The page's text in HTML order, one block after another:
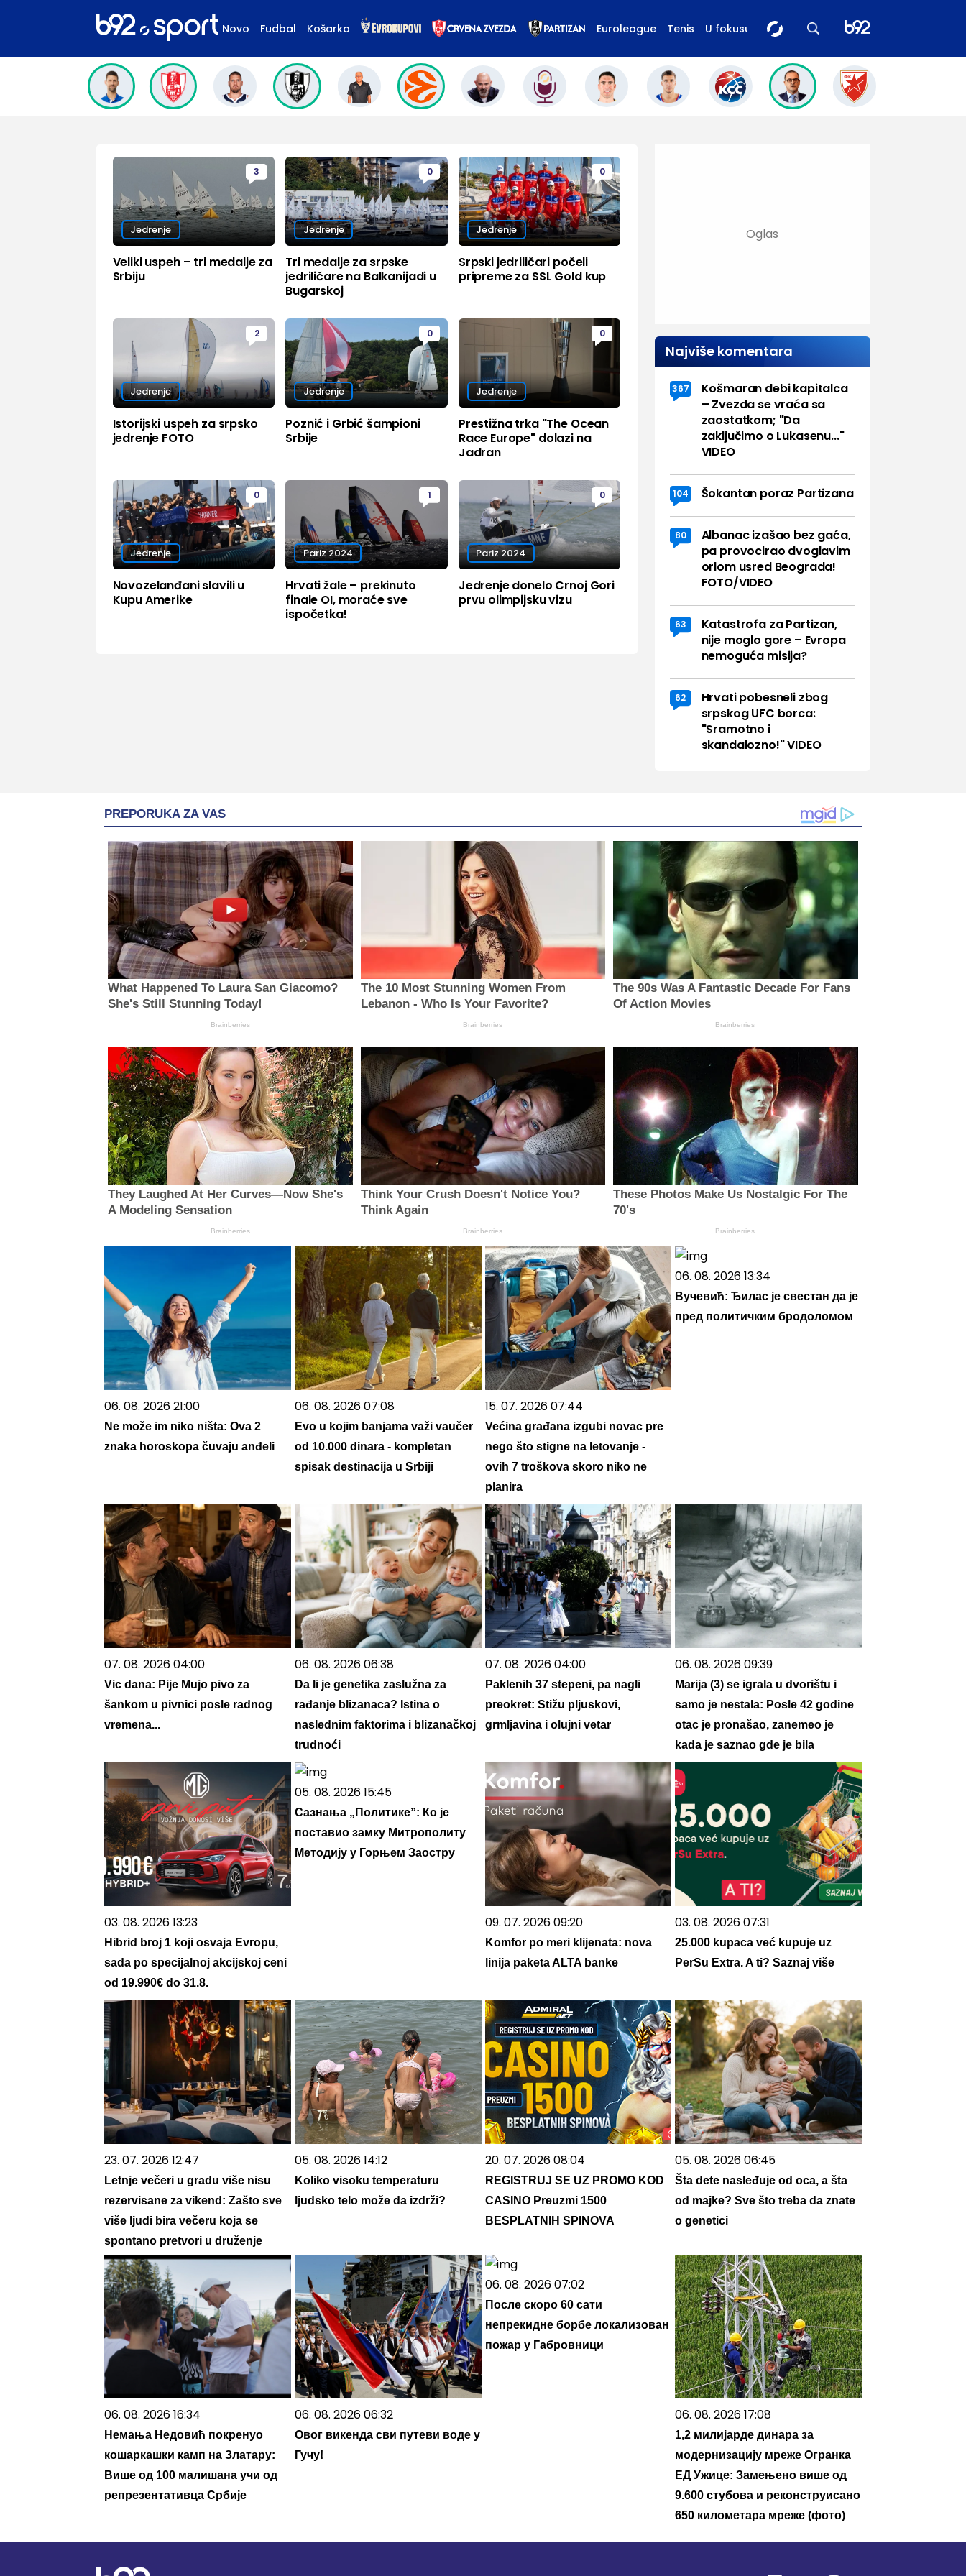
Novo Fudbal Košarka Euroleague Tenis U fokusu
3
Jedrenje
Veliki uspeh – tri medalje za
Srbiju
0
Jedrenje
Tri medalje za srpske
jedriličare na Balkanijadi u
Bugarskoj
0
Jedrenje
Srpski jedriličari počeli
pripreme za SSL Gold kup
2
Jedrenje
Istorijski uspeh za srpsko
jedrenje FOTO
0
Jedrenje
Poznić i Grbić šampioni
Srbije
0
Jedrenje
Prestižna trka "The Ocean
Race Europe" dolazi na
Jadran
0
Jedrenje
Novozelanđani slavili u
Kupu Amerike
1
Pariz 2024
Hrvati žale – prekinuto
finale OI, moraće sve
ispočetka!
0
Pariz 2024
Jedrenje donelo Crnoj Gori
prvu olimpijsku vizu
Najviše komentara
367
Košmaran debi kapitalca
– Zvezda se vraća sa
zaostatkom; "Da
zaključimo o Lukasenu..."
VIDEO
104 Šokantan poraz Partizana
80
Albanac izašao bez gaća,
pa provocirao dvoglavim
orlom usred Beograda!
FOTO/VIDEO
63
Katastrofa za Partizan,
nije moglo gore – Evropa
nemoguća misija?
62
Hrvati pobesneli zbog
srpskog UFC borca:
"Sramotno i
skandalozno!" VIDEO
PREPORUKA ZA VAS
What Happened To Laura San Giacomo?
She's Still Stunning Today!
Brainberries
The 10 Most Stunning Women From
Lebanon - Who Is Your Favorite?
Brainberries
The 90s Was A Fantastic Decade For Fans
Of Action Movies
Brainberries
They Laughed At Her Curves—Now She's
A Modeling Sensation
Brainberries
Think Your Crush Doesn't Notice You?
Think Again
Brainberries
These Photos Make Us Nostalgic For The
70's
Brainberries
06. 08. 2026 21:00
Ne može im niko ništa: Ova 2
znaka horoskopa čuvaju anđeli
06. 08. 2026 07:08
Evo u kojim banjama važi vaučer
od 10.000 dinara - kompletan
spisak destinacija u Srbiji
15. 07. 2026 07:44
Većina građana izgubi novac pre
nego što stigne na letovanje -
ovih 7 troškova skoro niko ne
planira
06. 08. 2026 13:34
Вучевић: Ђилас је свестан да је
пред политичким бродоломом
07. 08. 2026 04:00
Vic dana: Pije Mujo pivo za
šankom u pivnici posle radnog
vremena...
06. 08. 2026 06:38
Da li je genetika zaslužna za
rađanje blizanaca? Istina o
naslednim faktorima i blizanačkoj
trudnoći
07. 08. 2026 04:00
Paklenih 37 stepeni, pa nagli
preokret: Stižu pljuskovi,
grmljavina i olujni vetar
06. 08. 2026 09:39
Marija (3) se igrala u dvorištu i
samo je nestala: Posle 42 godine
otac je pronašao, zanemeo je
kada je saznao gde je bila
03. 08. 2026 13:23
Hibrid broj 1 koji osvaja Evropu,
sada po specijalnoj akcijskoj ceni
od 19.990€ do 31.8.
05. 08. 2026 15:45
Сазнања „Политике”: Ко је
поставио замку Митрополиту
Методију у Горњем Заостру
09. 07. 2026 09:20
Komfor po meri klijenata: nova
linija paketa ALTA banke
03. 08. 2026 07:31
25.000 kupaca već kupuje uz
PerSu Extra. A ti? Saznaj više
23. 07. 2026 12:47
Letnje večeri u gradu više nisu
rezervisane za vikend: Zašto sve
više ljudi bira večeru koja se
spontano pretvori u druženje
05. 08. 2026 14:12
Koliko visoku temperaturu
ljudsko telo može da izdrži?
20. 07. 2026 08:04
REGISTRUJ SE UZ PROMO KOD
CASINO Preuzmi 1500
BESPLATNIH SPINOVA
05. 08. 2026 06:45
Šta dete nasleđuje od oca, a šta
od majke? Sve što treba da znate
o genetici
06. 08. 2026 16:34
Немања Недовић покренуо
кошаркашки камп на Златару:
Више од 100 малишана учи од
репрезентативца Србије
06. 08. 2026 06:32
Овог викенда сви путеви воде у
Гучу!
06. 08. 2026 07:02
После скоро 60 сати
непрекидне борбе локализован
пожар у Габровници
06. 08. 2026 17:08
1,2 милијарде динара за
модернизацију мреже Огранка
ЕД Ужице: Замењено више од
9.600 стубова и реконструисано
650 километара мреже (фото)